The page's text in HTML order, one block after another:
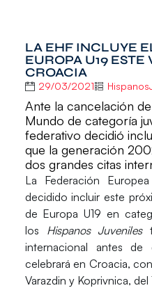
LA EHF INCLUYE
EUROPA U19 ESTE
CROACIA
29/03/2021
Ante la cancelación
Mundo de categoría
federativo decidió
que la generación
dos grandes citas
La Federación
decidido incluir este
de Europa U19 en
los Hispanos Juveniles
internacional antes
celebrará en Croacia,
Varazdin y Koprivnica, del